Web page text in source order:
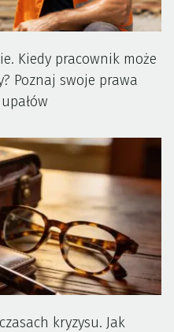
Kiedy pracownik może
Poznaj swoje prawa
kryzysu. Jak